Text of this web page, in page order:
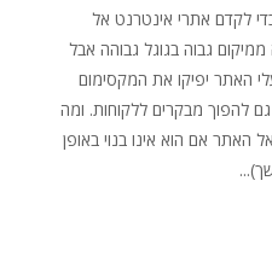
לקדם אתרי אינטרנט אל
גבוה בגוגל גבוהה אבל
האתר יפיקו את המקסימום
להפוך מבקרים ללקוחות. ומה
האתר אם הוא אינו בנוי באופן